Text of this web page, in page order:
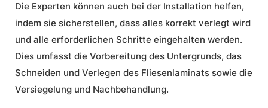
Die Experten können auch bei der Installation helfen,
indem sie sicherstellen, dass alles korrekt verlegt wird
und alle erforderlichen Schritte eingehalten werden.
Dies umfasst die Vorbereitung des Untergrunds, das
Schneiden und Verlegen des Fliesenlaminats sowie die
Versiegelung und Nachbehandlung.